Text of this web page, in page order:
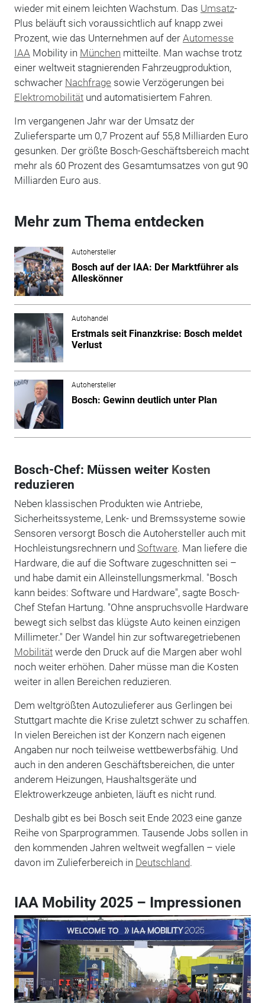
wieder mit einem leichten Wachstum. Das Umsatz-
Plus beläuft sich voraussichtlich auf knapp zwei
Prozent, wie das Unternehmen auf der Automesse
IAA Mobility in München mitteilte. Man wachse trotz
einer weltweit stagnierenden Fahrzeugproduktion,
schwacher Nachfrage sowie Verzögerungen bei
Elektromobilitätund automatisiertem Fahren.
Im vergangenen Jahr war der Umsatz der
Zuliefersparte um 0,7 Prozent auf 55,8 Milliarden Euro
gesunken. Der größte Bosch-Geschäftsbereich macht
mehr als 60 Prozent des Gesamtumsatzes von gut 90
Milliarden Euro aus.
Mehr zum Thema entdecken
Autohersteller
Bosch auf der IAA: Der Marktführer als
Alleskönner
Autohandel
Erstmals seit Finanzkrise: Bosch meldet
Verlust
Autohersteller
Bosch: Gewinn deutlich unter Plan
Bosch-Chef: Müssen weiter Kosten
reduzieren
Neben klassischen Produkten wie Antriebe,
Sicherheitssysteme, Lenk- und Bremssysteme sowie
Sensoren versorgt Bosch die Autohersteller auch mit
Hochleistungsrechnern und Software. Man liefere die
Hardware, die auf die Software zugeschnitten sei –
und habe damit ein Alleinstellungsmerkmal. "Bosch
kann beides: Software und Hardware", sagte Bosch-
Chef Stefan Hartung. "Ohne anspruchsvolle Hardware
bewegt sich selbst das klügste Auto keinen einzigen
Millimeter." Der Wandel hin zur softwaregetriebenen
Mobilitätwerde den Druck auf die Margen aber wohl
noch weiter erhöhen. Daher müsse man die Kosten
weiter in allen Bereichen reduzieren.
Dem weltgrößten Autozulieferer aus Gerlingen bei
Stuttgart machte die Krise zuletzt schwer zu schaffen.
In vielen Bereichen ist der Konzern nach eigenen
Angaben nur noch teilweise wettbewerbsfähig. Und
auch in den anderen Geschäftsbereichen, die unter
anderem Heizungen, Haushaltsgeräte und
Elektrowerkzeuge anbieten, läuft es nicht rund.
Deshalb gibt es bei Bosch seit Ende 2023 eine ganze
Reihe von Sparprogrammen. Tausende Jobs sollen in
den kommenden Jahren weltweit wegfallen – viele
davon im Zulieferbereich in Deutschland.
IAA Mobility 2025 – Impressionen